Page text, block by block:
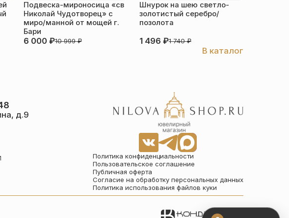
Подвеска-мироносица «св
Николай Чудотворец» с
миро/манной от мощей г.
Бари
6 000 ₽10 999₽
Шнурок на шею светло-
золотистый серебро/
позолота
1 496 ₽1 740₽
В каталог
д.9
Политика конфиденциальности
Пользовательское соглашение
Публичная оферта
Согласие на обработку персональных данных
Политика использования файлов куки